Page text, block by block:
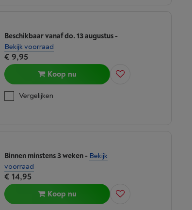
Beschikbaar vanaf do. 13 augustus-
Bekijk voorraad
€ 9,95
Koop nu
Vergelijken
Binnen minstens 3 weken- Bekijk
voorraad
€ 14,95
Koop nu